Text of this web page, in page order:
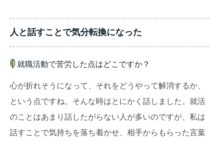
人と話すことで気分転換になった
就職活動で苦労した点はどこですか？
心が折れそうになって、それをどうやって解消するか、
という点ですね。そんな時はとにかく話しました。就活
のことはあまり話したがらない人が多いのですが、私は
話すことで気持ちを落ち着かせ、相手からもらった言葉